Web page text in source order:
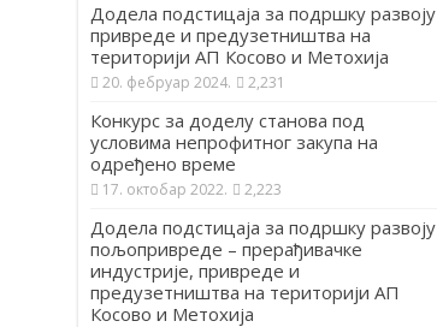
Додела подстицаја за подршку развоју
привреде и предузетништва на
територији АП Косово и Метохија
20. фебруар 2024. 2,231
Конкурс за доделу станова под
условима непрофитног закупа на
одређено време
17. октобар 2022. 2,223
Додела подстицаја за подршку развоју
пољопривреде – прерађивачке
индустрије, привреде и
предузетништва на територији АП
Косово и Метохија